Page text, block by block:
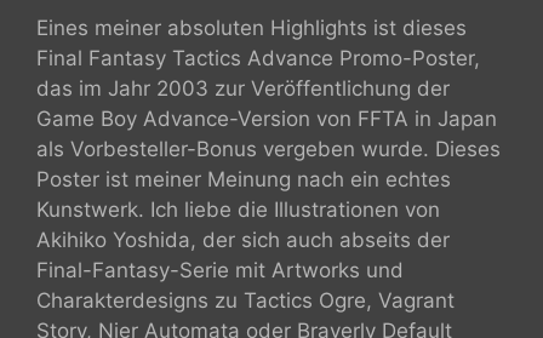
Eines meiner absoluten Highlights ist dieses
Final Fantasy Tactics Advance Promo-Poster,
das im Jahr 2003 zur Veröffentlichung der
Game Boy Advance-Version von FFTA in Japan
als Vorbesteller-Bonus vergeben wurde. Dieses
Poster ist meiner Meinung nach ein echtes
Kunstwerk. Ich liebe die Illustrationen von
Akihiko Yoshida, der sich auch abseits der
Final-Fantasy-Serie mit Artworks und
Charakterdesigns zu Tactics Ogre, Vagrant
Story, Nier Automata oder Braverly Default